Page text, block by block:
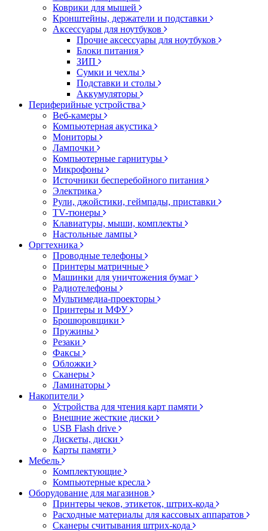
Коврики для мышей
Кронштейны, держатели и подставки
Аксессуары для ноутбуков
Прочие аксессуары для ноутбуков
Блоки питания
ЗИП
Сумки и чехлы
Подставки и столы
Аккумуляторы
Периферийные устройства
Веб-камеры
Компьютерная акустика
Мониторы
Лампочки
Компьютерные гарнитуры
Микрофоны
Источники бесперебойного питания
Электрика
Рули, джойстики, геймпады, приставки
TV-тюнеры
Клавиатуры, мыши, комплекты
Настольные лампы
Оргтехника
Проводные телефоны
Принтеры матричные
Машинки для уничтожения бумаг
Радиотелефоны
Мультимедиа-проекторы
Принтеры и МФУ
Брошюровщики
Пружины
Резаки
Факсы
Обложки
Сканеры
Ламинаторы
Накопители
Устройства для чтения карт памяти
Внешние жесткие диски
USB Flash drive
Дискеты, диски
Карты памяти
Мебель
Комплектующие
Компьютерные кресла
Оборудование для магазинов
Принтеры чеков, этикеток, штрих-кода
Расходные материалы для кассовых аппаратов
Сканеры считывания штрих-кода